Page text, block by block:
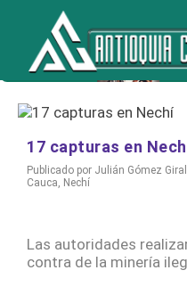
Etiqueta:
17 capturas en
Publicado por Julián Gómez
Cauca Nechí
Las autoridades
contra de la minería